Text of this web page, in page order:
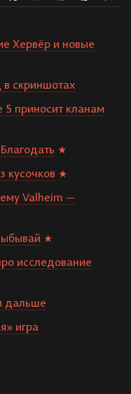
Хервёр и новые
в скриншотах
приносит кланам
кусочков
Valheim —
исследование
дальше
игра